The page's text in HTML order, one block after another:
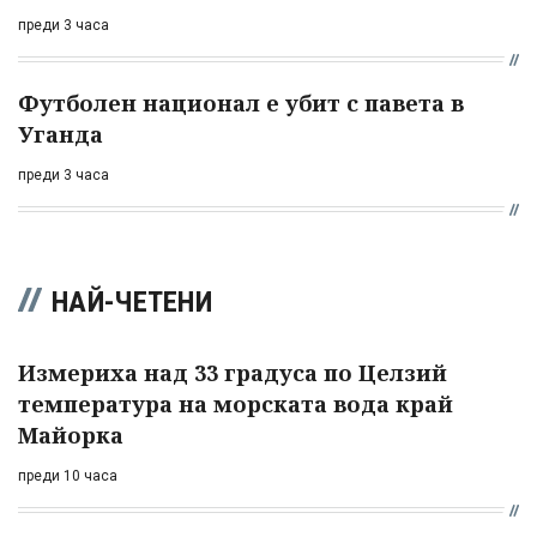
преди 3 часа
Футболен национал е убит с павета в
Уганда
преди 3 часа
НАЙ-ЧЕТЕНИ
Измериха над 33 градуса по Целзий
температура на морската вода край
Майорка
преди 10 часа